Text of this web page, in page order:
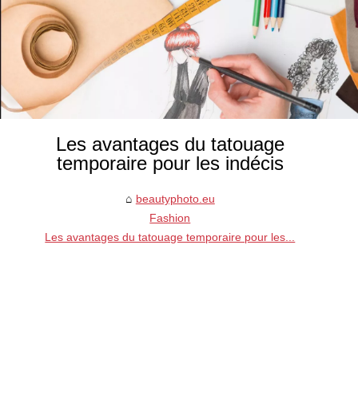
Les avantages du tatouage
temporaire pour les indécis
beautyphoto.eu
Fashion
Les avantages du tatouage temporaire pour les...